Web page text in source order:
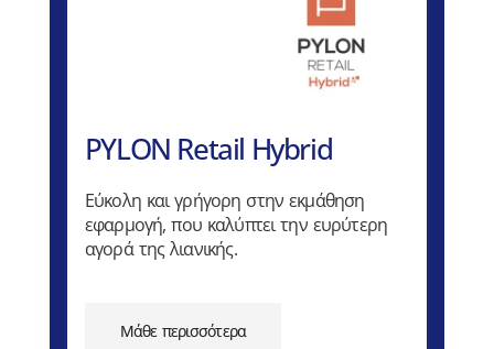
PYLON Retail Hybrid
Εύκολη και γρήγορη στην εκμάθηση
εφαρμογή, που καλύπτει την ευρύτερη
αγορά της λιανικής.
Μάθε περισσότερα